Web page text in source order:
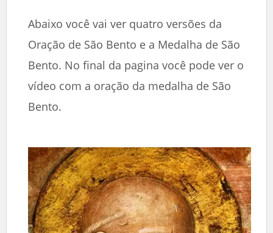
Abaixo você vai ver quatro versões da
Oração de São Bento e a Medalha de São
Bento. No final da pagina você pode ver o
vídeo com a oração da medalha de São
Bento.